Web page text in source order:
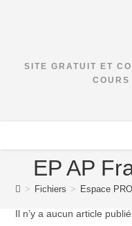
SITE GRATUIT ET
EP AP
> Fichiers > Espace
Il n’y a aucun article